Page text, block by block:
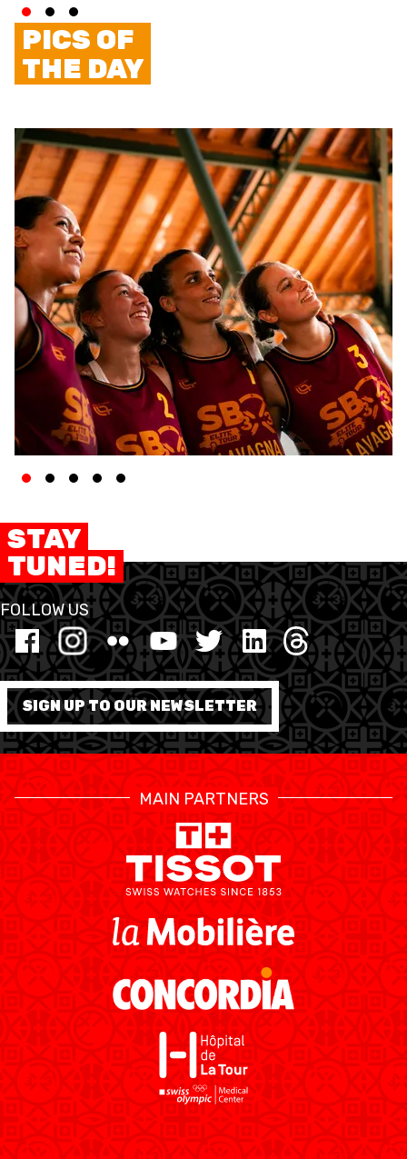
PICS OF
THE DAY
STAY
TUNED!
FOLLOW US
SIGN UP TO OUR NEWSLETTER
MAIN PARTNERS